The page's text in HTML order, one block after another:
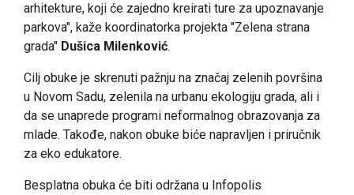
arhitekture, koji će zajedno kreirati ture za upoznavanje
parkova", kaže koordinatorka projekta "Zelena strana
grada" Dušica Milenković.
Cilj obuke je skrenuti pažnju na značaj zelenih površina
u Novom Sadu, zelenila na urbanu ekologiju grada, ali i
da se unaprede programi neformalnog obrazovanja za
mlade. Takođe, nakon obuke biće napravljen i priručnik
za eko edukatore.
Besplatna obuka će biti održana u Infopolis